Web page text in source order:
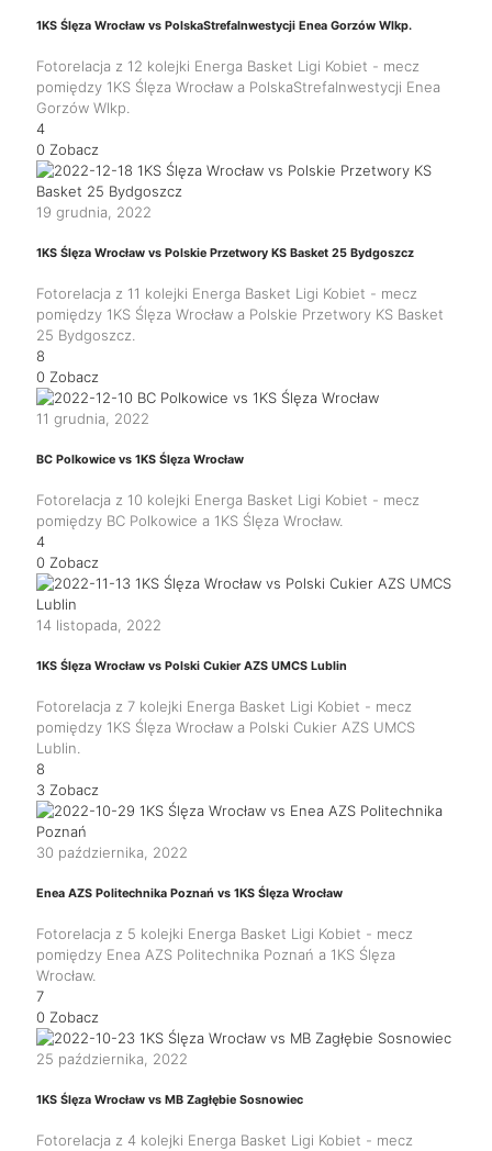
1KS Ślęza Wrocław vs PolskaStrefaInwestycji Enea Gorzów Wlkp.
Fotorelacja z 12 kolejki Energa Basket Ligi Kobiet - mecz
pomiędzy 1KS Ślęza Wrocław a PolskaStrefaInwestycji Enea
Gorzów Wlkp.
4
0 Zobacz
19 grudnia, 2022
1KS Ślęza Wrocław vs Polskie Przetwory KS Basket 25 Bydgoszcz
Fotorelacja z 11 kolejki Energa Basket Ligi Kobiet - mecz
pomiędzy 1KS Ślęza Wrocław a Polskie Przetwory KS Basket
25 Bydgoszcz.
8
0 Zobacz
11 grudnia, 2022
BC Polkowice vs 1KS Ślęza Wrocław
Fotorelacja z 10 kolejki Energa Basket Ligi Kobiet - mecz
pomiędzy BC Polkowice a 1KS Ślęza Wrocław.
4
0 Zobacz
14 listopada, 2022
1KS Ślęza Wrocław vs Polski Cukier AZS UMCS Lublin
Fotorelacja z 7 kolejki Energa Basket Ligi Kobiet - mecz
pomiędzy 1KS Ślęza Wrocław a Polski Cukier AZS UMCS
Lublin.
8
3 Zobacz
30 października, 2022
Enea AZS Politechnika Poznań vs 1KS Ślęza Wrocław
Fotorelacja z 5 kolejki Energa Basket Ligi Kobiet - mecz
pomiędzy Enea AZS Politechnika Poznań a 1KS Ślęza
Wrocław.
7
0 Zobacz
25 października, 2022
1KS Ślęza Wrocław vs MB Zagłębie Sosnowiec
Fotorelacja z 4 kolejki Energa Basket Ligi Kobiet - mecz